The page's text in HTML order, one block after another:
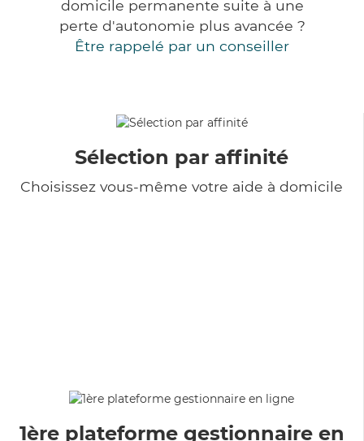
domicile permanente suite à une
perte d'autonomie plus avancée ?
Être rappelé par un conseiller
Sélection par affinité
Choisissez vous-même votre aide à domicile
1ère plateforme gestionnaire en